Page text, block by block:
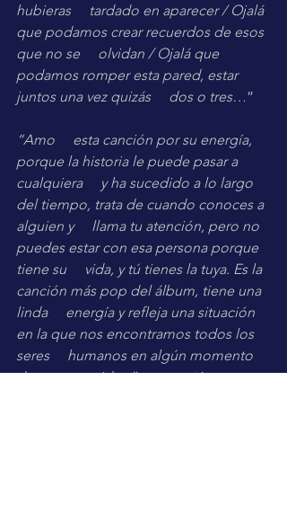
hubieras     tardado en aparecer / Ojalá
que podamos crear recuerdos de esos
que no se     olvidan / Ojalá que
podamos romper esta pared, estar
juntos una vez quizás     dos o tres…”
“Amo     esta canción por su energía,
porque la historia le puede pasar a
cualquiera     y ha sucedido a lo largo
del tiempo, trata de cuando conoces a
alguien y     llama tu atención, pero no
puedes estar con esa persona porque
tiene su     vida, y tú tienes la tuya. Es la
canción más pop del álbum, tiene una
linda     energía y refleja una situación
en la que nos encontramos todos los
seres     humanos en algún momento
de nuestras vidas,” compartió